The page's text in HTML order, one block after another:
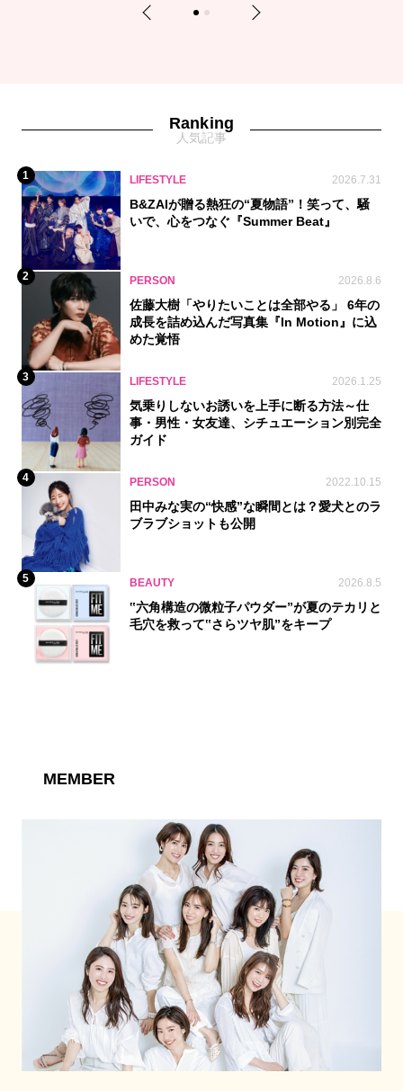
Previous 1 2 Next
Ranking
人気記事
1 LIFESTYLE 2026.7.31
B&ZAIが贈る熱狂の“夏物語”！笑って、騒
いで、心をつなぐ『Summer Beat』
2 PERSON 2026.8.6
佐藤大樹「やりたいことは全部やる」 6年の
成長を詰め込んだ写真集『In Motion』に込
めた覚悟
3 LIFESTYLE 2026.1.25
気乗りしないお誘いを上手に断る方法～仕
事・男性・女友達、シチュエーション別完全
ガイド
4 PERSON 2022.10.15
田中みな実の“快感”な瞬間とは？愛犬とのラ
ブラブショットも公開
5 BEAUTY 2026.8.5
‟六角構造の微粒子パウダー”が夏のテカリと
毛穴を救って‟さらツヤ肌”をキープ
MEMBER